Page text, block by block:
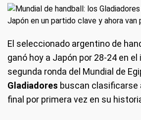
El seleccionado argentino de
ganó hoy a Japón por 28-24 en el
segunda ronda del Mundial de
Gladiadores buscan clasificarse
final por primera vez en su